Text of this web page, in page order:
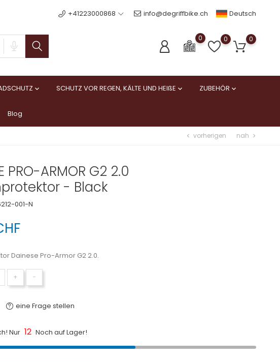
+41223000868 info@degriffbike.ch Deutsch
0 0 0
 SCHUTZ VOR REGEN, KÄLTE UND HEIßE  ZUBEHÖR 
Blog
chevron_left vorherigen nah chevron_right
PRO-ARMOR G2 2.0
- Black
001-N
Dainese Pro-Armor G2 2.0.
+ −
eine Frage stellen
Nur 12 Noch auf Lager!